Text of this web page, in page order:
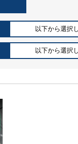
以下から選択
以下から選択